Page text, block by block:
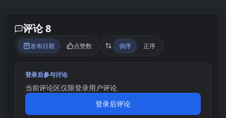
评论 8
发布日期 点赞数 倒序 正序
登录后参与讨论
当前评论区仅限登录用户评论
登录后评论